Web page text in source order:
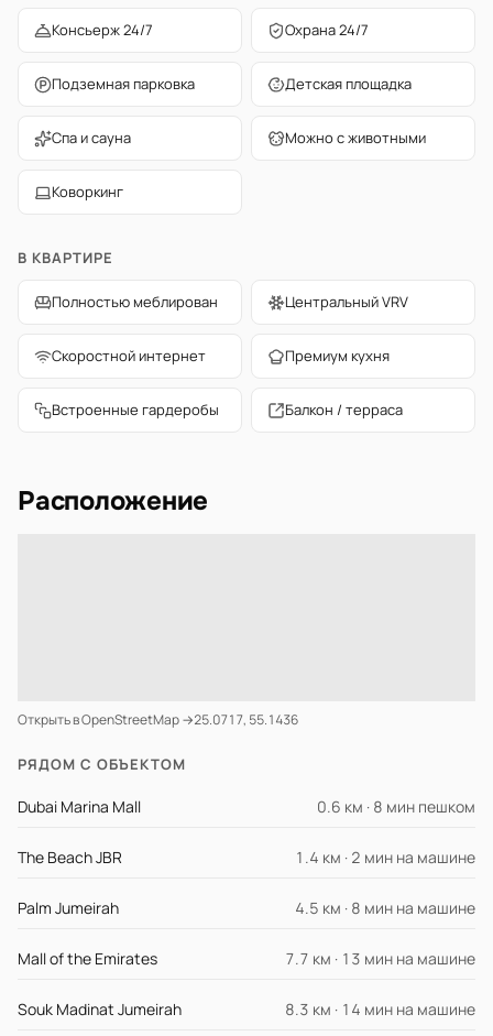
Консьерж 24/7 Охрана 24/7
Подземная парковка Детская площадка
Спа и сауна Можно с животными
Коворкинг
В КВАРТИРЕ
Полностью меблирован Центральный VRV
Скоростной интернет Премиум кухня
Встроенные гардеробы Балкон / терраса
Расположение
Открыть в OpenStreetMap →25.0717, 55.1436
РЯДОМ С ОБЪЕКТОМ
Dubai Marina Mall 0.6 км · 8 мин пешком
The Beach JBR 1.4 км · 2 мин на машине
Palm Jumeirah 4.5 км · 8 мин на машине
Mall of the Emirates 7.7 км · 13 мин на машине
Souk Madinat Jumeirah 8.3 км · 14 мин на машине